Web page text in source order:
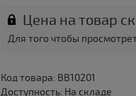
Цена на товар
Для того чтобы
Код товара: BB10201
Доступность: На складе